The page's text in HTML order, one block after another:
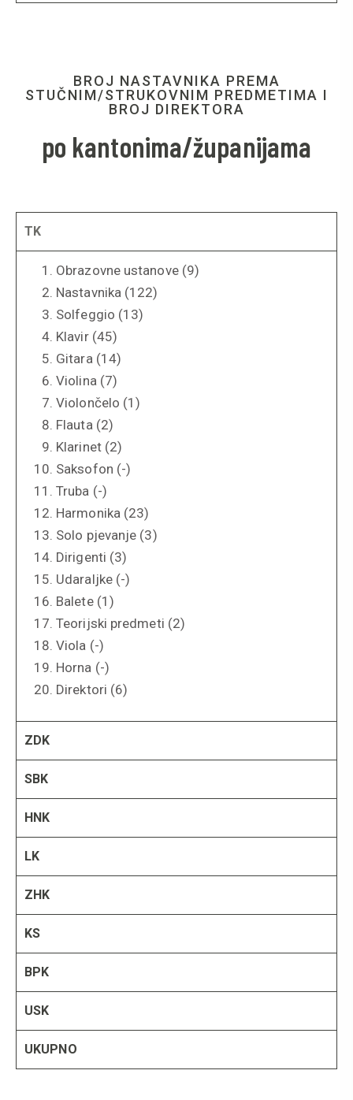
BROJ NASTAVNIKA PREMA
STUČNIM/STRUKOVNIM PREDMETIMA I
BROJ DIREKTORA
po kantonima/županijama
TK
Obrazovne ustanove (9)
Nastavnika (122)
Solfeggio (13)
Klavir (45)
Gitara (14)
Violina (7)
Violončelo (1)
Flauta (2)
Klarinet (2)
Saksofon (-)
Truba (-)
Harmonika (23)
Solo pjevanje (3)
Dirigenti (3)
Udaraljke (-)
Balete (1)
Teorijski predmeti (2)
Viola (-)
Horna (-)
Direktori (6)
ZDK
SBK
HNK
LK
ZHK
KS
BPK
USK
UKUPNO